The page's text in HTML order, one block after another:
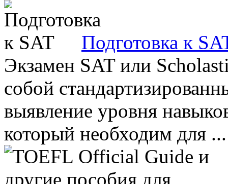
Подготовка к
Экзамен SAT или
собой
выявление уровня
который необходим для ...